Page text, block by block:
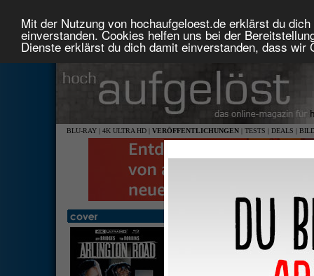
Mit der Nutzung von hochaufgeloest.de erklärst du
einverstanden. Cookies helfen uns bei der
Dienste erklärst du dich damit einverstanden, dass
BLU-RAY | 4K ULTRA HD | VERÖFFENTLICHUNGEN | TESTS | DEALS |
Arlington Road (Limited